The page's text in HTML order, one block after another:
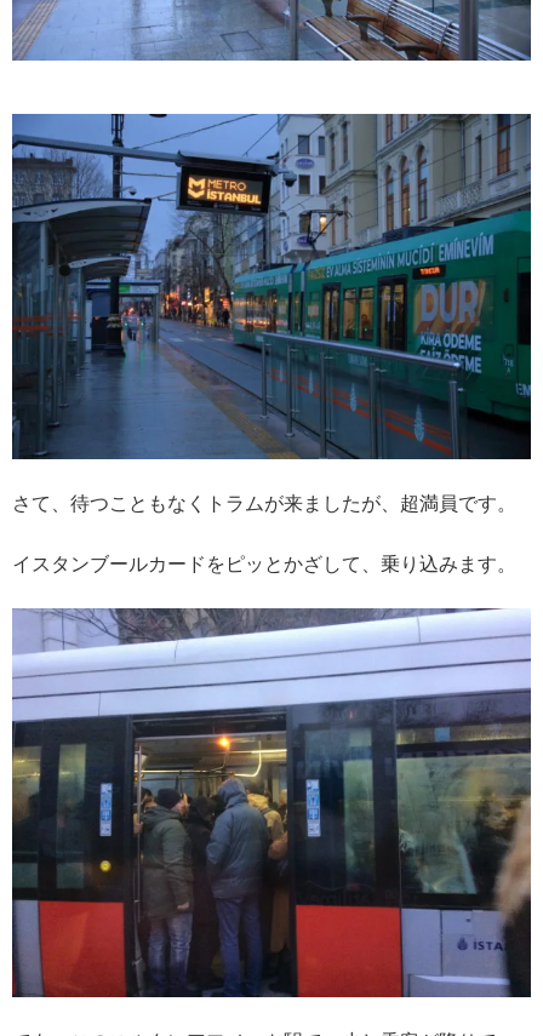
さて、待つこともなくトラムが来ましたが、超満員です。
イスタンブールカードをピッとかざして、乗り込みます。